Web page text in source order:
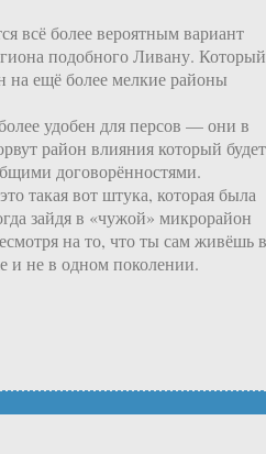
всё более вероятным вариант
подобного Ливану. Который
на ещё более мелкие районы
удобен для персов — они в
район влияния который будет
договорённостями.
такая вот штука, которая была
зайдя в «чужой» микрорайон
на то, что ты сам живёшь в
и не в одном поколении.